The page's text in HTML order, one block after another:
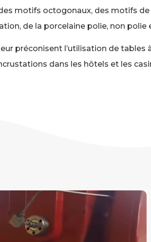
motifs octogonaux, des motifs de
de la porcelaine polie, non polie
préconisent l’utilisation de tables
dans les hôtels et les